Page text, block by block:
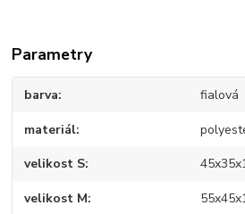
Parametry
barva fialová
materiál
velikost S
velikost M